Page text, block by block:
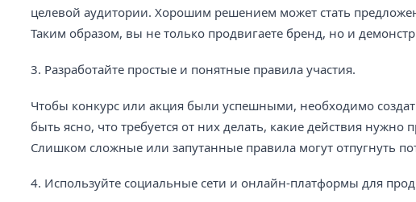
целевой аудитории. Хорошим решением может стать
Таким образом, вы не только продвигаете бренд, но и
3. Разработайте простые и понятные правила участия.
Чтобы конкурс или акция были успешными, необходимо
быть ясно, что требуется от них делать, какие действия
Слишком сложные или запутанные правила могут отпугнуть
4. Используйте социальные сети и онлайн-платформы для